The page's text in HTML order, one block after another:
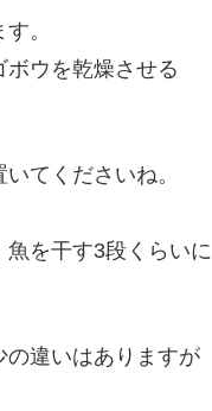
。
ウを乾燥させる
てくださいね。
を干す3段くらいに
違いはありますが